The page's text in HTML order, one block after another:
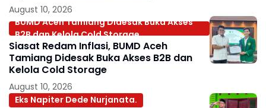
August 10, 2026
BUMD Aceh Tamiang Didesak Buka Akses
B2B dan Kelola Cold Storage.
Siasat Redam Inflasi, BUMD Aceh
Tamiang Didesak Buka Akses B2B dan
Kelola Cold Storage
August 10, 2026
Eks Napiter Dede Nurjanata.